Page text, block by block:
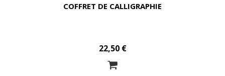
COFFRET DE CALLIGRAPHIE
22,50 €